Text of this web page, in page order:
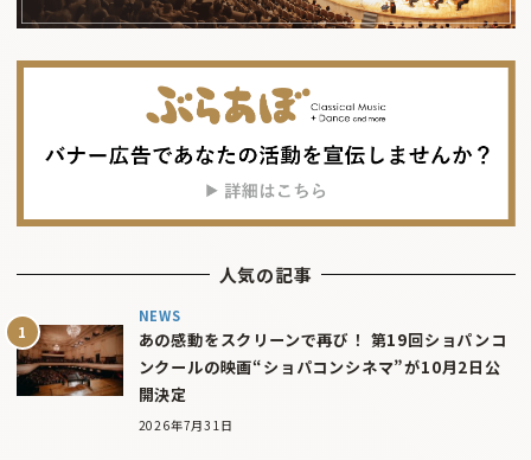
人気の記事
NEWS
あの感動をスクリーンで再び！ 第19回ショパンコ
ンクールの映画“ショパコンシネマ”が10月2日公
開決定
2026年7月31日